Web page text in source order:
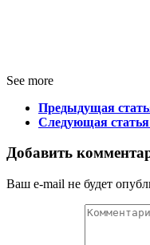
See more
Предыдущая
Следующая статья
Добавить
Ваш e-mail не будет